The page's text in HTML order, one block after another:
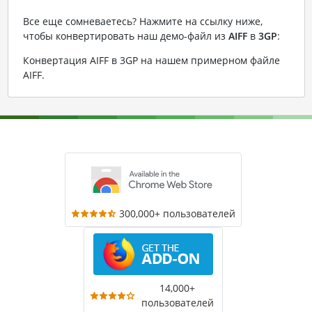
Все еще сомневаетесь? Нажмите на ссылку ниже,
чтобы конвертировать наш демо-файл из AIFFв 3GP:
Конвертация AIFF в 3GP на нашем примерном файле
AIFF.
300,000+ пользователей
14,000+
пользователей